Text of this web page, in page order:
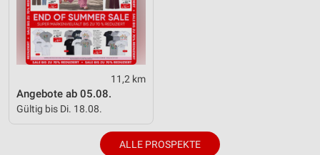
11,2 km
Angebote ab 05.08.
Gültig bis Di. 18.08.
ALLE PROSPEKTE